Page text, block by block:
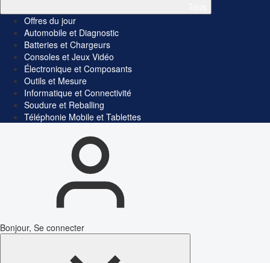
Offres du jour
Automobile et Diagnostic
Batteries et Chargeurs
Consoles et Jeux Vidéo
Électronique et Composants
Outils et Mesure
Informatique et Connectivité
Soudure et Reballing
Téléphonie Mobile et Tablettes
Bonjour, Se connecter